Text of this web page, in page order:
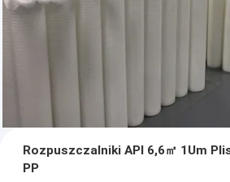
Rozpuszczalniki API 6,6㎡ 1Um
PP